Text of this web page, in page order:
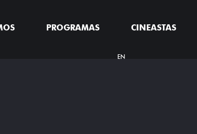
PROGRAMAS CINEASTAS
EN